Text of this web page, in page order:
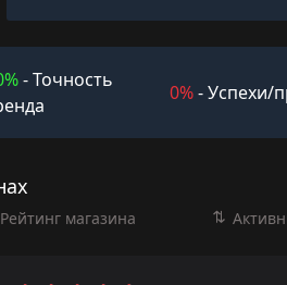
- Точность
0%- Успехи/
Рейтинг магазина